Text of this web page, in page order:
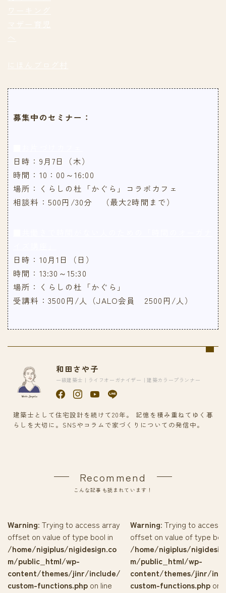
募集中のセミナー：
日時：9月7日（木）
時間：10：00～16:00
場所：くらしの杜「かぐら」コラボカフェ
相談料：500円/30分 （最大2時間まで）
日時：10月1日（日）
時間：13:30～15:30
場所：くらしの杜「かぐら」
受講料：3500円/人（JALO会員 2500円/人）
和田さや子
一級建築士｜ライフオーガナイザー｜建築カラープランナー
建築士として住宅設計を続けて20年。 記憶を積み重ねてゆく暮
らしを大切に。SNSやコラムで家づくりについての発信中。
Recommend
こんな記事も読まれています！
Warning: Trying to access array
offset on value of type bool in
/home/nigiplus/nigidesign.co
m/public_html/wp-
content/themes/jinr/include/
custom-functions.php on line
Warning: Trying to access
offset on value of type
/home/nigiplus/
m/public_html/wp-
content/themes/jinr/
custom-functions.php on